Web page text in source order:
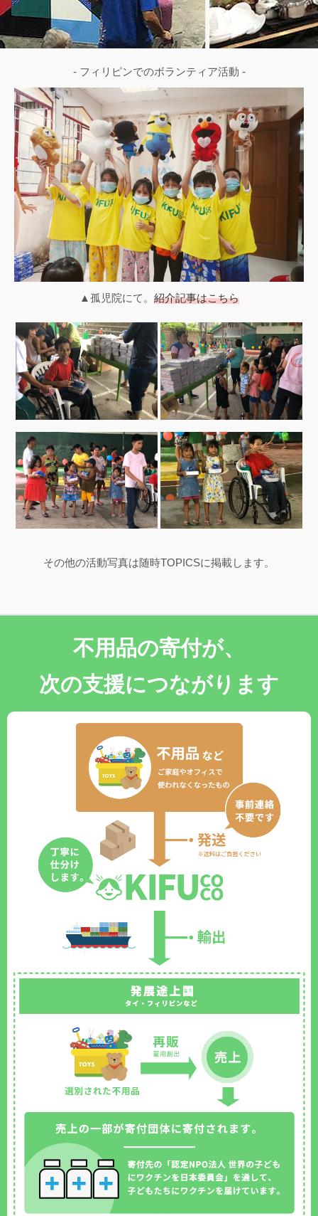
- フィリピンでのボランティア活動 -
▲孤児院にて。 紹介記事はこちら
その他の活動写真は随時TOPICSに掲載します。
不用品の寄付が、
次の支援につながります